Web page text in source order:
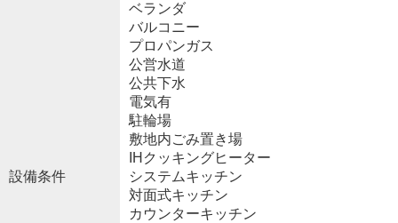
設備条件
ベランダ
バルコニー
プロパンガス
公営水道
公共下水
電気有
駐輪場
敷地内ごみ置き場
IHクッキングヒーター
システムキッチン
対面式キッチン
カウンターキッチン